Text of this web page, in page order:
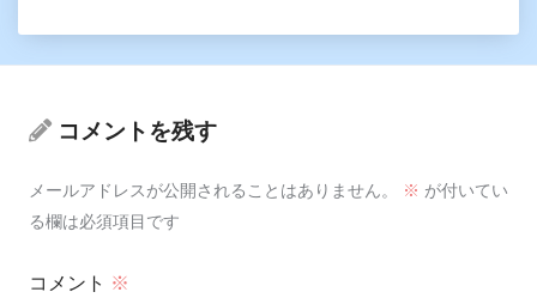
コメントを残す
メールアドレスが公開されることはありません。 ※ が付いてい
る欄は必須項目です
コメント ※